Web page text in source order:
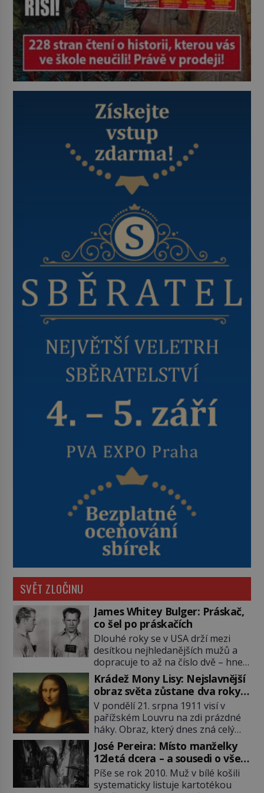
SVĚT ZLOČINU
James Whitey Bulger: Práskač,
co šel po práskačích
Dlouhé roky se v USA drží mezi
desítkou nejhledanějších mužů a
dopracuje to až na číslo dvě – hned
po Usámovi bin Ládinovi (1957–
2011). To je James „Whitey“ Bulger
(1929–2018) viněný ze spoluúčasti
na 19 vraždách, vydírání a lichvy. A
samozřejmě, krom toho je ještě
drogový dealer, který neváhá
odstranit z cesty všechny práskače,
zatímco […]
Krádež Mony Lisy: Nejslavnější
obraz světa zůstane dva roky
nezvěstný
V pondělí 21. srpna 1911 visí v
pařížském Louvru na zdi prázdné
háky. Obraz, který dnes zná celý
svět, je pryč. Zpočátku si nikdo
nemyslí, že jde o krádež.
Zaměstnanci jsou přesvědčeni, že
Mona Lisa je jen v restaurátorské
dílně nebo u fotografa. Když se
José Pereira: Místo manželky
12letá dcera – a sousedi o všem
vědí!
Píše se rok 2010. Muž v bílé košili
systematicky listuje kartotékou